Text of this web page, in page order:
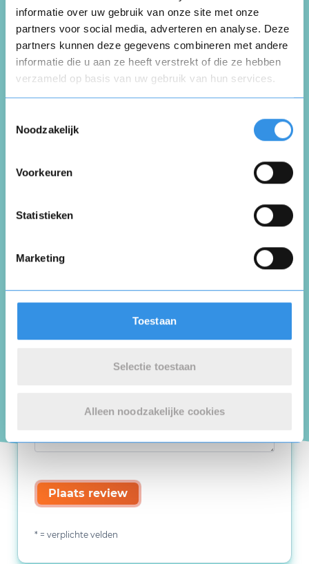
informatie over uw gebruik van onze site met onze
partners voor social media, adverteren en analyse. Deze
partners kunnen deze gegevens combineren met andere
informatie die u aan ze heeft verstrekt of die ze hebben
verzameld op basis van uw gebruik van hun services.
Noodzakelijk
Voorkeuren
Statistieken
Marketing
Toestaan
Selectie toestaan
Alleen noodzakelijke cookies
Sports up Veldhoven
Schrijf een review
Plaats review
* = verplichte velden